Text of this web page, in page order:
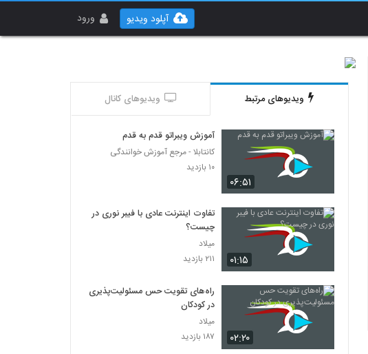
ورود آپلود ویدیو
ویدیوهای مرتبط ویدیوهای کانال
۰۶:۵۱
آموزش ویبراتو قدم به قدم
کانتابلا - مرجع آموزش خوانندگی
۱۰ بازدید
۰۱:۱۵
تفاوت اینترنت عادی با فیبر نوری در
چیست؟
میلاد
۲۱۱ بازدید
۰۲:۲۰
راه‌های تقویت حس مسئولیت‌پذیری
در کودکان
میلاد
۱۸۷ بازدید